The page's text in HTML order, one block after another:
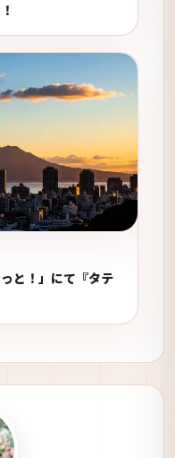
と！」にて『タテ